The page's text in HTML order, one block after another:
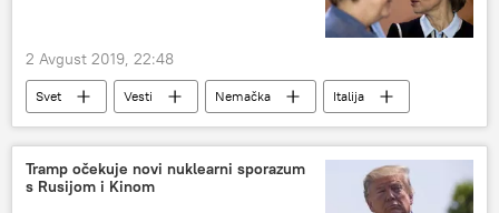
2 Avgust 2019, 22:48
Svet Vesti Nemačka
Italija
Evropska unija (EU)
Ursula fon der Lajen
Tramp očekuje novi nuklearni sporazum
s Rusijom i Kinom